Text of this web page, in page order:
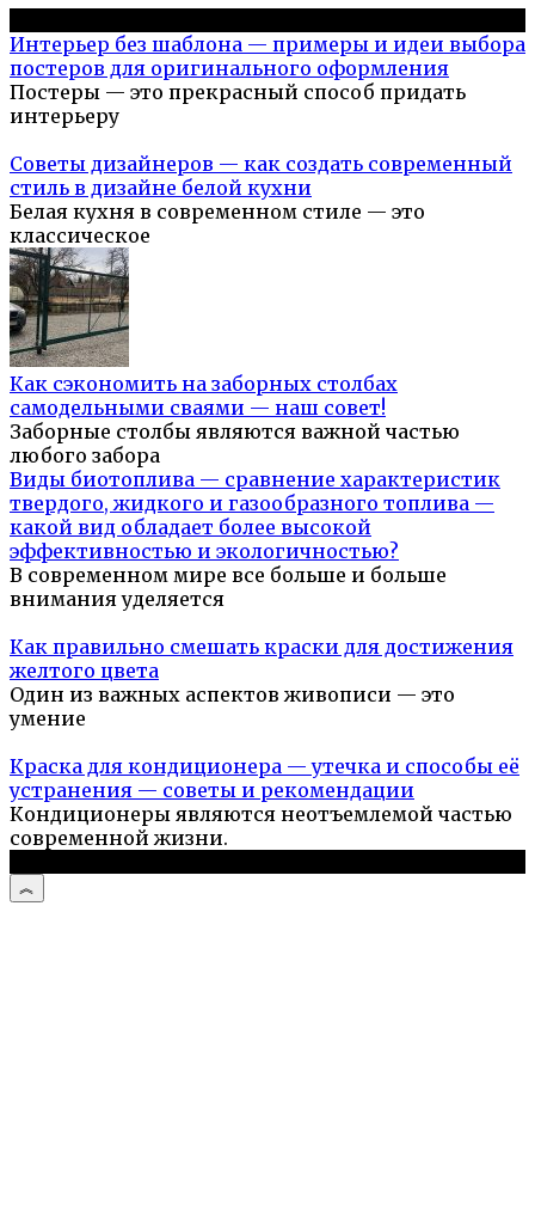
Интерьер без шаблона — примеры и идеи выбора
постеров для оригинального оформления
Постеры — это прекрасный способ придать
интерьеру
Советы дизайнеров — как создать современный
стиль в дизайне белой кухни
Белая кухня в современном стиле — это
классическое
Как сэкономить на заборных столбах
самодельными сваями — наш совет!
Заборные столбы являются важной частью
любого забора
Виды биотоплива — сравнение характеристик
твердого, жидкого и газообразного топлива —
какой вид обладает более высокой
эффективностью и экологичностью?
В современном мире все больше и больше
внимания уделяется
Как правильно смешать краски для достижения
желтого цвета
Один из важных аспектов живописи — это
умение
Краска для кондиционера — утечка и способы её
устранения — советы и рекомендации
Кондиционеры являются неотъемлемой частью
современной жизни.